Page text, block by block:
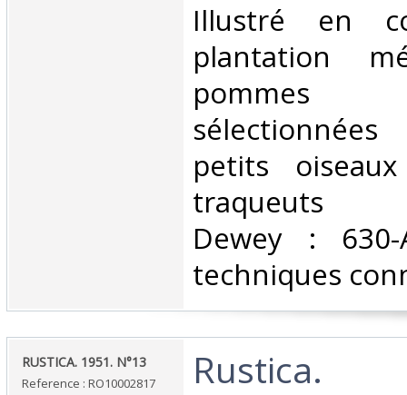
‎Illustré en
plantation
petits
traqueuts
Dewey :
techniques
‎RUSTICA. 1951. N°13‎
Reference : RO10002817
‎Rustica.‎